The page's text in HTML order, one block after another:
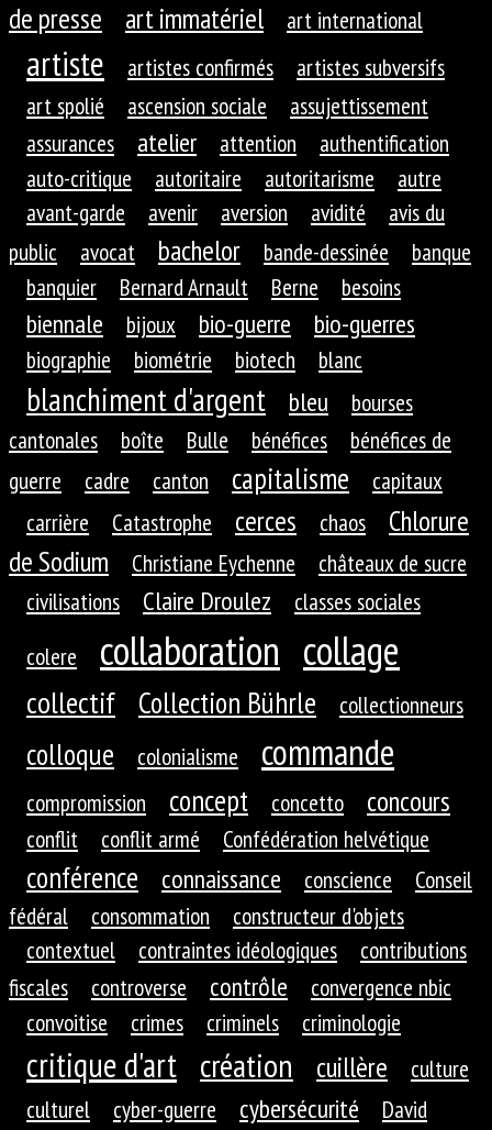
de presse art immatériel art international
artiste artistes confirmés
artistes subversifs
art spolié
ascension sociale
assujettissement
assurances
atelier attention
authentification
auto-critique
autoritaire autoritarisme
autre
avant-garde
avenir aversion avidité
avis du
public
avocat bachelor bande-dessinée
banque
banquier
Bernard Arnault Berne besoins
biennale bijoux bio-guerre bio-guerres
biographie biométrie biotech blanc
blanchiment d'argent bleu
bourses
cantonales
boîte Bulle bénéfices
bénéfices de
guerre
cadre canton capitalisme
capitaux
carrière
Catastrophe cerces chaos
Chlorure
de Sodium
Christiane Eychenne
châteaux de sucre
civilisations
Claire Droulez
classes sociales
colere
collaboration collage
collectif Collection Bührle collectionneurs
colloque colonialisme commande
compromission concept concetto concours
conflit conflit armé Confédération helvétique
conférence connaissance conscience
Conseil
fédéral
consommation
constructeur d'objets
contextuel
contraintes idéologiques
contributions
fiscales
controverse contrôle
convergence nbic
convoitise
crimes criminels criminologie
critique d'art création cuillère
culture
culturel
cyber-guerre cybersécurité
David